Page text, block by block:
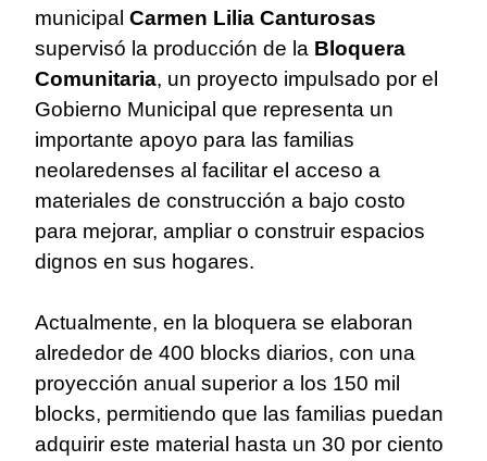
municipal Carmen Lilia Canturosas
supervisó la producción de la Bloquera
Comunitaria, un proyecto impulsado por el
Gobierno Municipal que representa un
importante apoyo para las familias
neolaredenses al facilitar el acceso a
materiales de construcción a bajo costo
para mejorar, ampliar o construir espacios
dignos en sus hogares.
Actualmente, en la bloquera se elaboran
alrededor de 400 blocks diarios, con una
proyección anual superior a los 150 mil
blocks, permitiendo que las familias puedan
adquirir este material hasta un 30 por ciento